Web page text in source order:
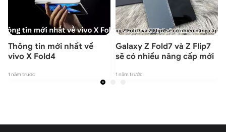
Thông tin mới nhất về
vivo X Fold4
1 năm trước
Galaxy Z Fold7 và Z Flip7
sẽ có nhiều nâng cấp mới
1 năm trước